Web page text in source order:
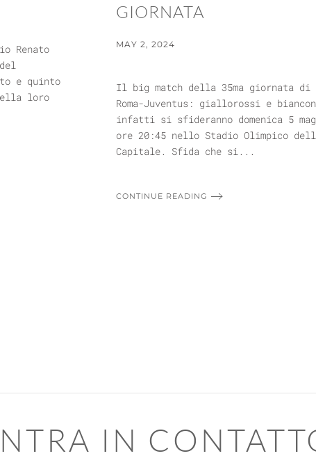
Renato
e quinto
loro
GIORNATA
MAY 2, 2024
Il big match della 35ma giornata di
Roma-Juventus: giallorossi e
infatti si sfideranno domenica 5
ore 20:45 nello Stadio Olimpico
Capitale. Sfida che si...
CONTINUE READING
IN